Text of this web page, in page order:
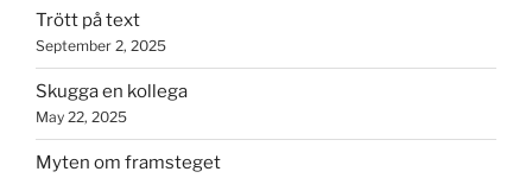
Trött på text
September 2, 2025
Skugga en kollega
May 22, 2025
Myten om framsteget